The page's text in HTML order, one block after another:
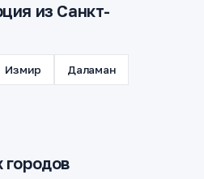
из Санкт-
Измир Даламан
городов